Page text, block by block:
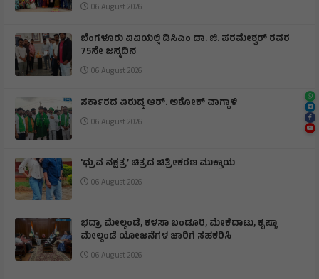
06 August 2026
ಬೆಂಗಳೂರು ವಿವಿಯಲ್ಲಿ ಡಿಸಿಎಂ ಡಾ. ಜಿ. ಪರಮೇಶ್ವರ್ ರವರ
75ನೇ ಜನ್ಮದಿನ
06 August 2026
ಸರ್ಕಾರದ ವಿರುದ್ಧ ಆರ್. ಅಶೋಕ್ ವಾಗ್ದಾಳಿ
06 August 2026
'ಧ್ರುವ ನಕ್ಷತ್ರ’ ಚಿತ್ರದ ಚಿತ್ರೀಕರಣ ಮುಕ್ತಾಯ
06 August 2026
ಭದ್ರಾ ಮೇಲ್ದಂಡೆ, ಕಳಸಾ ಬಂಡೂರಿ, ಮೇಕೆದಾಟು, ಕೃಷ್ಣಾ
ಮೇಲ್ದಂಡೆ ಯೋಜನೆಗಳ ಜಾರಿಗೆ ಸಹಕರಿಸಿ
06 August 2026